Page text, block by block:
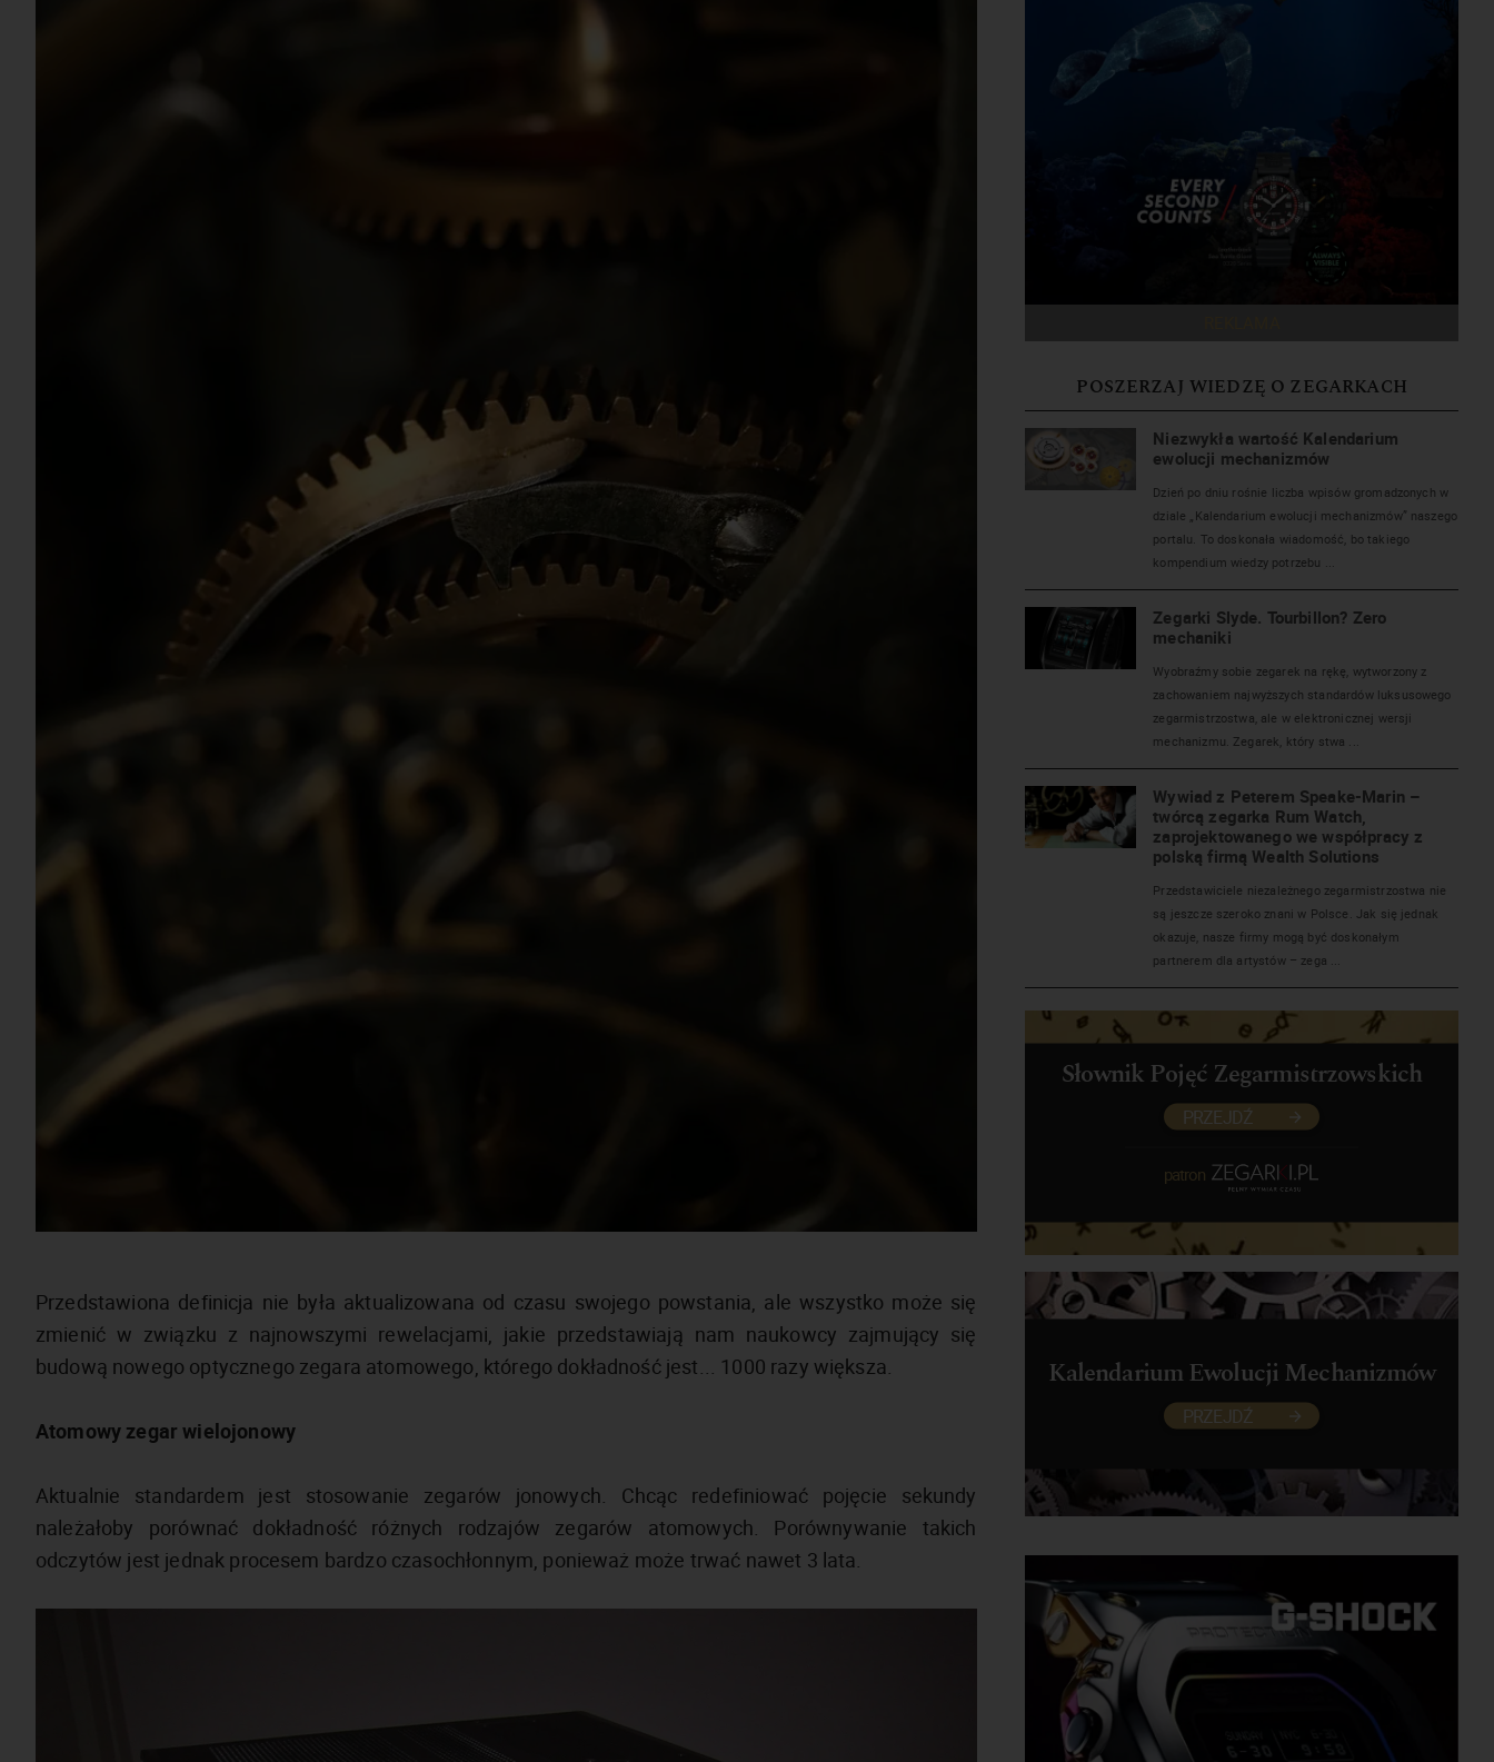
Przedstawiona definicja nie była aktualizowana od czasu swojego powstania, ale wszystko może się
zmienić w związku z najnowszymi rewelacjami, jakie przedstawiają nam naukowcy zajmujący się
budową nowego optycznego zegara atomowego, którego dokładność jest... 1000 razy większa.
Atomowy zegar wielojonowy
Aktualnie standardem jest stosowanie zegarów jonowych. Chcąc redefiniować pojęcie sekundy
należałoby porównać dokładność różnych rodzajów zegarów atomowych. Porównywanie takich
odczytów jest jednak procesem bardzo czasochłonnym, ponieważ może trwać nawet 3 lata.
POSZERZAJ WIEDZĘ O ZEGARKACH
Niezwykła wartość Kalendarium
ewolucji mechanizmów
Dzień po dniu rośnie liczba wpisów gromadzonych w
dziale „Kalendarium ewolucji mechanizmów” naszego
portalu. To doskonała wiadomość, bo takiego
kompendium wiedzy potrzebu ...
Zegarki Slyde. Tourbillon? Zero
mechaniki
Wyobraźmy sobie zegarek na rękę, wytworzony z
zachowaniem najwyższych standardów luksusowego
zegarmistrzostwa, ale w elektronicznej wersji
mechanizmu. Zegarek, który stwa ...
Wywiad z Peterem Speake-Marin –
twórcą zegarka Rum Watch,
zaprojektowanego we współpracy z
polską firmą Wealth Solutions
Przedstawiciele niezależnego zegarmistrzostwa nie
są jeszcze szeroko znani w Polsce. Jak się jednak
okazuje, nasze firmy mogą być doskonałym
partnerem dla artystów – zega ...
Słownik Pojęć Zegarmistrzowskich
PRZEJDŹ
patron
Kalendarium Ewolucji Mechanizmów
PRZEJDŹ